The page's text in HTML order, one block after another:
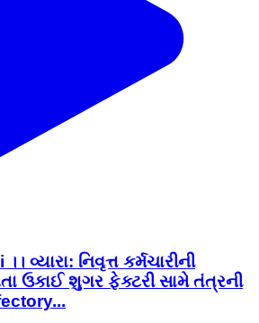
વ્યારા: નિવૃત્ત કર્મચારીની
ઉકાઈ શુગર ફેક્ટરી સામે તંત્રની